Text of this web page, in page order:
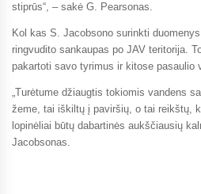
stiprūs“, – sakė G. Pearsonas.
Kol kas S. Jacobsono surinkti
ringvudito sankaupas po JAV teritorija.
pakartoti savo tyrimus ir kitose pasaulio
„Turėtume džiaugtis tokiomis vandens
žeme, tai iškiltų į paviršių, o tai reikštų,
lopinėliai būtų dabartinės aukščiausių
Jacobsonas.